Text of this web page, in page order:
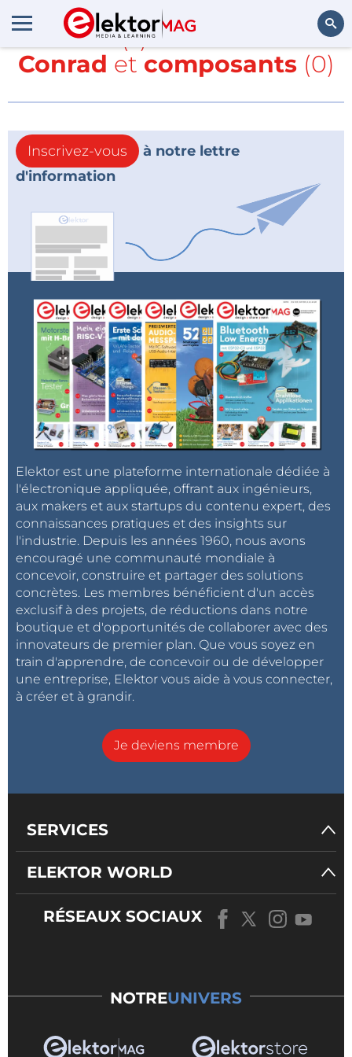
Rechercher
Article(s) avec la balise
Conrad et composants(0)
Inscrivez-vous
à notre lettre
d'information
Elektor est une plateforme internationale dédiée à
l'électronique appliquée, offrant aux ingénieurs,
aux makers et aux startups du contenu expert, des
connaissances pratiques et des insights sur
l'industrie. Depuis les années 1960, nous avons
encouragé une communauté mondiale à
concevoir, construire et partager des solutions
concrètes. Les membres bénéficient d'un accès
exclusif à des projets, de réductions dans notre
boutique et d'opportunités de collaborer avec des
innovateurs de premier plan. Que vous soyez en
train d'apprendre, de concevoir ou de développer
une entreprise, Elektor vous aide à vous connecter,
à créer et à grandir.
Je deviens membre
SERVICES
ELEKTOR WORLD
RÉSEAUX SOCIAUX
NOTREUNIVERS